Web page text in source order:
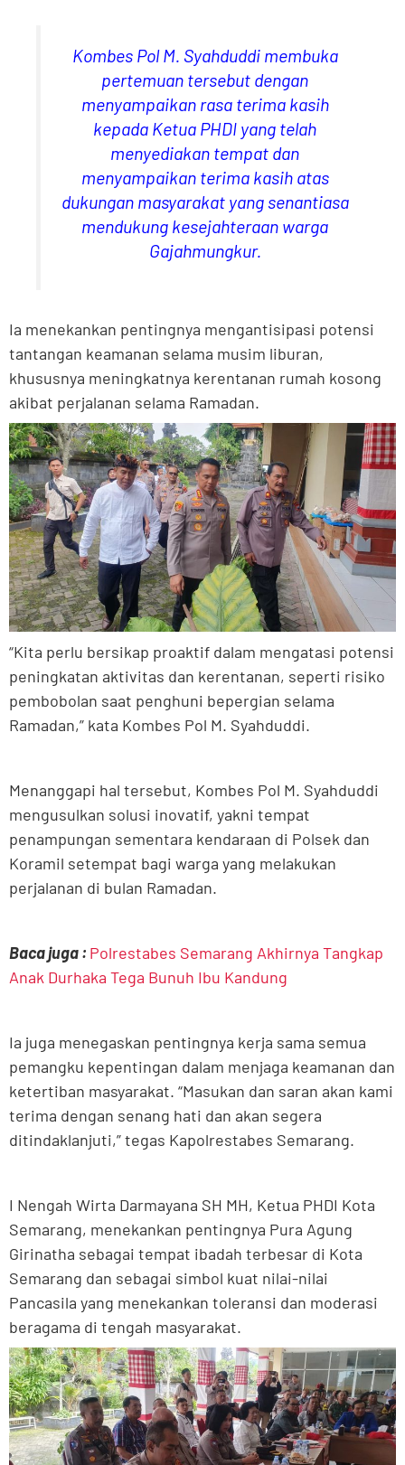
Kombes Pol M. Syahduddi membuka
pertemuan tersebut dengan
menyampaikan rasa terima kasih
kepada Ketua PHDI yang telah
menyediakan tempat dan
menyampaikan terima kasih atas
dukungan masyarakat yang senantiasa
mendukung kesejahteraan warga
Gajahmungkur.
Ia menekankan pentingnya mengantisipasi potensi
tantangan keamanan selama musim liburan,
khususnya meningkatnya kerentanan rumah kosong
akibat perjalanan selama Ramadan.
“Kita perlu bersikap proaktif dalam mengatasi potensi
peningkatan aktivitas dan kerentanan, seperti risiko
pembobolan saat penghuni bepergian selama
Ramadan,” kata Kombes Pol M. Syahduddi.
Menanggapi hal tersebut, Kombes Pol M. Syahduddi
mengusulkan solusi inovatif, yakni tempat
penampungan sementara kendaraan di Polsek dan
Koramil setempat bagi warga yang melakukan
perjalanan di bulan Ramadan.
Baca juga : Polrestabes Semarang Akhirnya Tangkap
Anak Durhaka Tega Bunuh Ibu Kandung
Ia juga menegaskan pentingnya kerja sama semua
pemangku kepentingan dalam menjaga keamanan dan
ketertiban masyarakat. “Masukan dan saran akan kami
terima dengan senang hati dan akan segera
ditindaklanjuti,” tegas Kapolrestabes Semarang.
I Nengah Wirta Darmayana SH MH, Ketua PHDI Kota
Semarang, menekankan pentingnya Pura Agung
Girinatha sebagai tempat ibadah terbesar di Kota
Semarang dan sebagai simbol kuat nilai-nilai
Pancasila yang menekankan toleransi dan moderasi
beragama di tengah masyarakat.